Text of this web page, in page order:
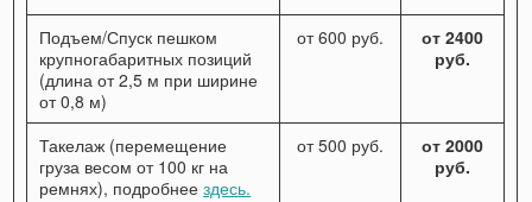
Подъем/Спуск пешком
крупногабаритных позиций
(длина от 2,5 м при ширине
от 0,8 м)
от 600 руб.
от 2400
руб.
Такелаж (перемещение
груза весом от 100 кг на
ремнях), подробнеездесь.
от 500 руб.
от 2000
руб.